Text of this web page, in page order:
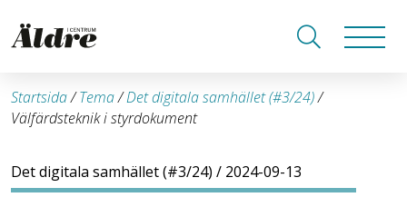
Startsida/Tema/Det digitala samhället (#3/24)/
Välfärdsteknik i styrdokument
Det digitala samhället (#3/24) / 2024-09-13